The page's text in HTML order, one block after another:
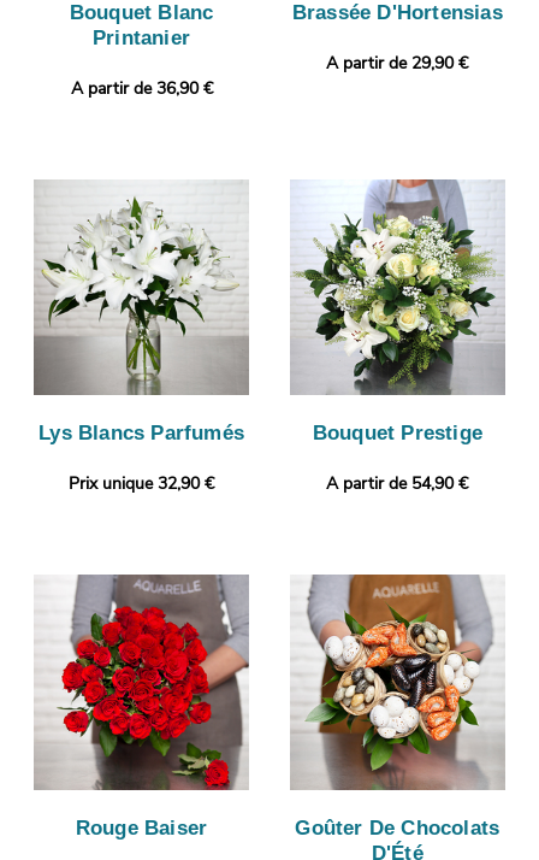
Bouquet Blanc
Printanier
A partir de 36,90 €
Brassée D'Hortensias
A partir de 29,90 €
Lys Blancs Parfumés
Prix unique 32,90 €
Bouquet Prestige
A partir de 54,90 €
Rouge Baiser
Goûter De Chocolats
D'Été